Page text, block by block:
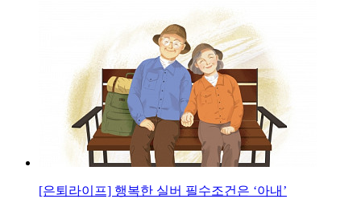
[은퇴라이프] 행복한 실버 필수조건은 ‘아내’